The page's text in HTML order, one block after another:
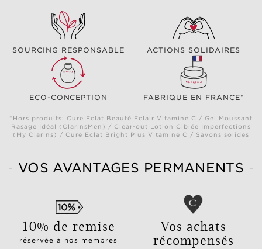
SOURCING RESPONSABLE ACTIONS SOLIDAIRES
ECO-CONCEPTION FABRIQUE EN FRANCE*
*Hors produits: Cure Eclat Beauté Eclair Vitamine C / Gel Moussant
Rasage Idéal (ClarinsMen) / Clear-out Lotion Ciblée Imperfections
(My Clarins) / Cure Eclat Bright Plus Vitamine C / Savons solides
VOS AVANTAGES PERMANENTS
10% de remise
réservée à nos membres
Vos achats
récompensés